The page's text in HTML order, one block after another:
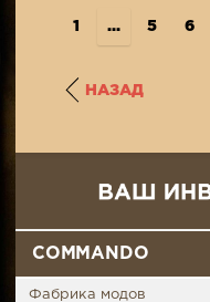
1 ... 5 6
НАЗАД
COMMANDO
Фабрика модов